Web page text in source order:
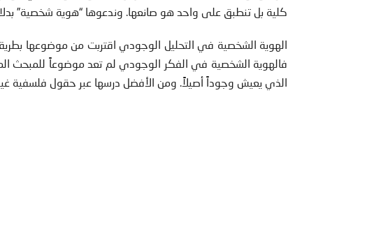
كلية بل تنطبق على واحد هو صانعها. وندعوها “هوية شخصية” بدلا
الهوية الشخصية في التحليل الوجودي اقتربت من موضوعها
فالهوية الشخصية في الفكر الوجودي لم تعد موضوعاً للمبحث
الذي يعيش وجوداً أصيلاً. ومن الأفضل درسها عبر حقول فلسفية غير